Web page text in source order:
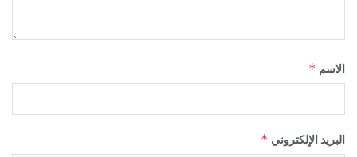
الاسم *
البريد الإلكتروني *